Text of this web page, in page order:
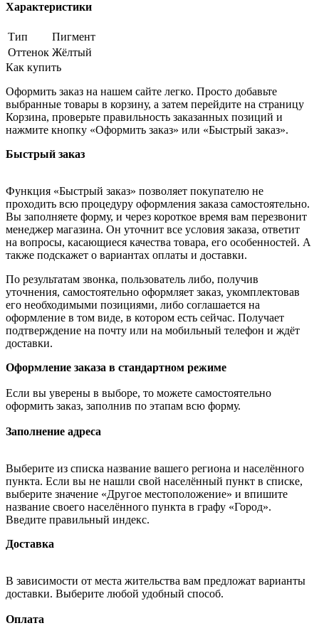
Характеристики
Тип
Пигмент
Оттенок Жёлтый
Как купить
Оформить заказ на нашем сайте легко. Просто добавьте
выбранные товары в корзину, а затем перейдите на страницу
Корзина, проверьте правильность заказанных позиций и
нажмите кнопку «Оформить заказ» или «Быстрый заказ».
Быстрый заказ
Функция «Быстрый заказ» позволяет покупателю не
проходить всю процедуру оформления заказа самостоятельно.
Вы заполняете форму, и через короткое время вам перезвонит
менеджер магазина. Он уточнит все условия заказа, ответит
на вопросы, касающиеся качества товара, его особенностей. А
также подскажет о вариантах оплаты и доставки.
По результатам звонка, пользователь либо, получив
уточнения, самостоятельно оформляет заказ, укомплектовав
его необходимыми позициями, либо соглашается на
оформление в том виде, в котором есть сейчас. Получает
подтверждение на почту или на мобильный телефон и ждёт
доставки.
Оформление заказа в стандартном режиме
Если вы уверены в выборе, то можете самостоятельно
оформить заказ, заполнив по этапам всю форму.
Заполнение адреса
Выберите из списка название вашего региона и населённого
пункта. Если вы не нашли свой населённый пункт в списке,
выберите значение «Другое местоположение» и впишите
название своего населённого пункта в графу «Город».
Введите правильный индекс.
Доставка
В зависимости от места жительства вам предложат варианты
доставки. Выберите любой удобный способ.
Оплата